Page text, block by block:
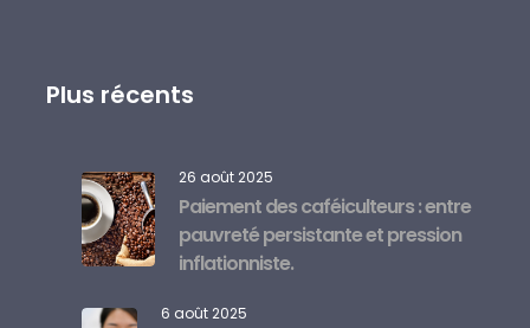
Plus récents
26 août 2025
Paiement des caféiculteurs : entre
pauvreté persistante et pression
inflationniste.
6 août 2025